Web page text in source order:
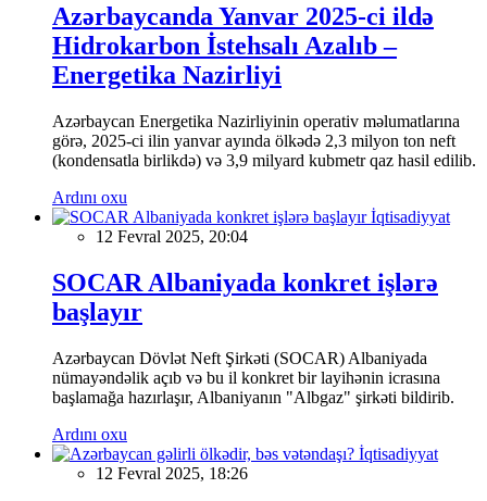
Azərbaycanda Yanvar 2025-ci ildə
Hidrokarbon İstehsalı Azalıb –
Energetika Nazirliyi
Azərbaycan Energetika Nazirliyinin operativ məlumatlarına
görə, 2025-ci ilin yanvar ayında ölkədə 2,3 milyon ton neft
(kondensatla birlikdə) və 3,9 milyard kubmetr qaz hasil edilib.
Ardını oxu
İqtisadiyyat
12 Fevral 2025, 20:04
SOCAR Albaniyada konkret işlərə
başlayır
Azərbaycan Dövlət Neft Şirkəti (SOCAR) Albaniyada
nümayəndəlik açıb və bu il konkret bir layihənin icrasına
başlamağa hazırlaşır, Albaniyanın "Albgaz" şirkəti bildirib.
Ardını oxu
İqtisadiyyat
12 Fevral 2025, 18:26